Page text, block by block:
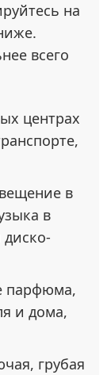
на
всего
центрах
в
в
парфюма,
и дома,
грубая